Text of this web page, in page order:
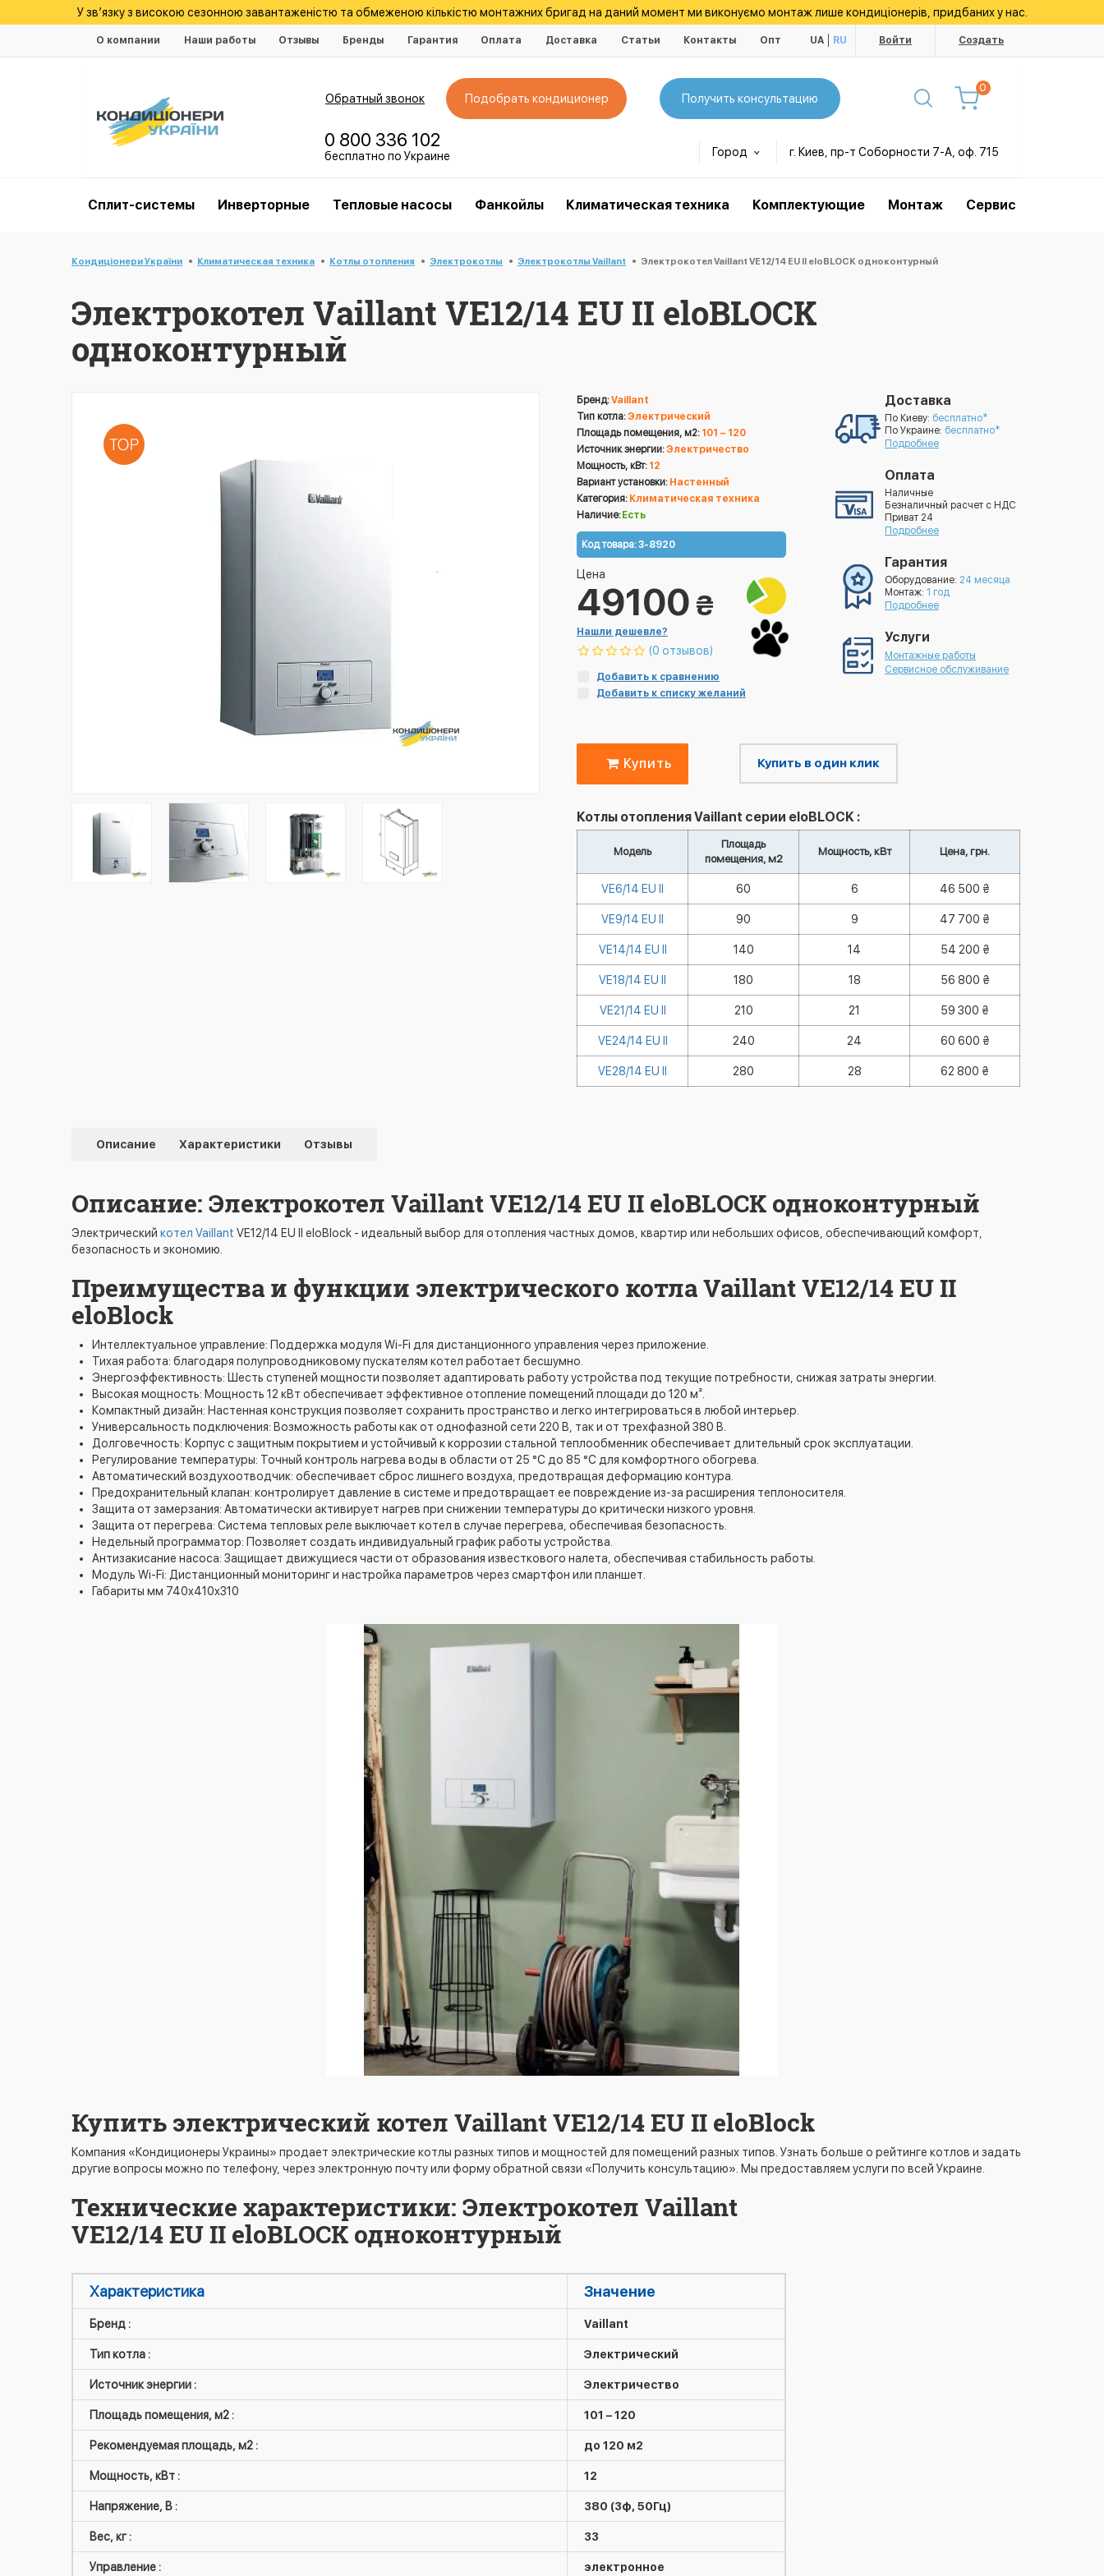
У зв’язку з високою сезонною завантаженістю та обмеженою кількістю монтажних бригад на даний момент ми виконуємо монтаж лише кондиціонерів, придбаних у нас.
О компании Наши работы Отзывы Бренды Гарантия Оплата Доставка Статьи Контакты Опт UA RU Войти Создать
Обратный звонок Подобрать кондиционер Получить консультацию
0
0 800 336 102
бесплатно по Украине Город г. Киев, пр-т Соборности 7-А, оф. 715
Cплит-системы Инверторные Тепловые насосы Фанкойлы Климатическая техника Комплектующие Монтаж Сервис
Кондиціонери України Климатическая техника Котлы отопления Электрокотлы Электрокотлы Vaillant Электрокотел Vaillant VE12/14 ЕU II eloBLOCK одноконтурный
Электрокотел Vaillant VE12/14 ЕU II eloBLOCK
одноконтурный
Бренд:Vaillant
Тип котла:Электрический
Площадь помещения, м2: 101 – 120
Источник энергии:Электричество
Мощность, кВт: 12
Вариант установки: Настенный
Категория: Климатическая техника
Наличие: Есть
Код товара:3-8920
Цена
49100 ₴
Нашли дешевле?
(0 отзывов)
Добавить к сравнению
Добавить к списку желаний
Доставка
По Киеву: бесплатно*
По Украине: бесплатно*
Подробнее
Оплата
Наличные
Безналичный расчет с НДС
Приват 24
Подробнее
Гарантия
Оборудование: 24 месяца
Монтаж: 1 год
Подробнее
Услуги
Монтажные работы
Сервисное обслуживание
Купить Купить в один клик
Котлы отопления Vaillant серии eloBLOCK :
Модель
Площадь
помещения, м2
Мощность, кВт Цена, грн.
VE6/14 ЕU II 60 6 46 500 ₴
VE9/14 ЕU II 90 9 47 700 ₴
VE14/14 ЕU II 140 14 54 200 ₴
VE18/14 ЕU II 180 18 56 800 ₴
VE21/14 ЕU II 210 21 59 300 ₴
VE24/14 ЕU II 240 24 60 600 ₴
VE28/14 ЕU II 280 28 62 800 ₴
Описание Характеристики Отзывы
Описание: Электрокотел Vaillant VE12/14 ЕU II eloBLOCK одноконтурный
Электрический котел Vaillant VE12/14 EU II eloBlock - идеальный выбор для отопления частных домов, квартир или небольших офисов, обеспечивающий комфорт,
безопасность и экономию.
Преимущества и функции электрического котла Vaillant VE12/14 EU II
eloBlock
Интеллектуальное управление: Поддержка модуля Wi-Fi для дистанционного управления через приложение.
Тихая работа: благодаря полупроводниковому пускателям котел работает бесшумно.
Энергоэффективность: Шесть ступеней мощности позволяет адаптировать работу устройства под текущие потребности, снижая затраты энергии.
Высокая мощность: Мощность 12 кВт обеспечивает эффективное отопление помещений площади до 120 м².
Компактный дизайн: Настенная конструкция позволяет сохранить пространство и легко интегрироваться в любой интерьер.
Универсальность подключения: Возможность работы как от однофазной сети 220 В, так и от трехфазной 380 В.
Долговечность: Корпус с защитным покрытием и устойчивый к коррозии стальной теплообменник обеспечивает длительный срок эксплуатации.
Регулирование температуры: Точный контроль нагрева воды в области от 25 °C до 85 °C для комфортного обогрева.
Автоматический воздухоотводчик: обеспечивает сброс лишнего воздуха, предотвращая деформацию контура.
Предохранительный клапан: контролирует давление в системе и предотвращает ее повреждение из-за расширения теплоносителя.
Защита от замерзания: Автоматически активирует нагрев при снижении температуры до критически низкого уровня.
Защита от перегрева: Система тепловых реле выключает котел в случае перегрева, обеспечивая безопасность.
Недельный программатор: Позволяет создать индивидуальный график работы устройства.
Антизакисание насоса: Защищает движущиеся части от образования известкового налета, обеспечивая стабильность работы.
Модуль Wi-Fi: Дистанционный мониторинг и настройка параметров через смартфон или планшет.
Габариты мм 740x410x310
Купить электрический котел Vaillant VE12/14 EU II eloBlock
Компания «Кондиционеры Украины» продает электрические котлы разных типов и мощностей для помещений разных типов. Узнать больше о рейтинге котлов и задать
другие вопросы можно по телефону, через электронную почту или форму обратной связи «Получить консультацию». Мы предоставляем услуги по всей Украине.
Технические характеристики: Электрокотел Vaillant
VE12/14 ЕU II eloBLOCK одноконтурный
Характеристика Значение
Бренд : Vaillant
Тип котла : Электрический
Источник энергии : Электричество
Площадь помещения, м2 : 101 – 120
Рекомендуемая площадь, м2 : до 120 м2
Мощность, кВт : 12
Напряжение, В : 380 (3ф, 50Гц)
Вес, кг : 33
Управление : электронное